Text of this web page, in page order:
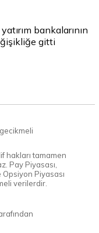
bankalarının
gitti
hakları tamamen
Pay Piyasası,
Opsiyon Piyasası
verilerdir.